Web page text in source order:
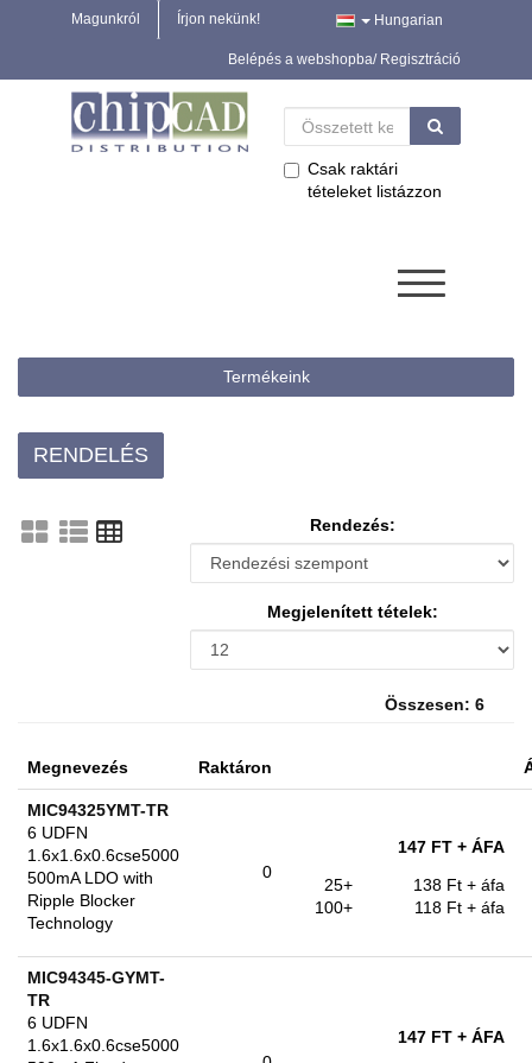
Magunkról Írjon nekünk! Hungarian
Belépés a webshopba/ Regisztráció
Csak raktári
tételeket listázzon
Termékeink
RENDELÉS
Rendezés:
Megjelenített tételek:
Összesen: 6
Megnevezés Raktáron
MIC94325YMT-TR
6 UDFN
1.6x1.6x0.6cse5000
500mA LDO with
Ripple Blocker
Technology
0
147 FT + ÁFA
25+
138 Ft + áfa
100+
118 Ft + áfa
MIC94345-GYMT-
TR
6 UDFN
1.6x1.6x0.6cse5000
147 FT + ÁFA